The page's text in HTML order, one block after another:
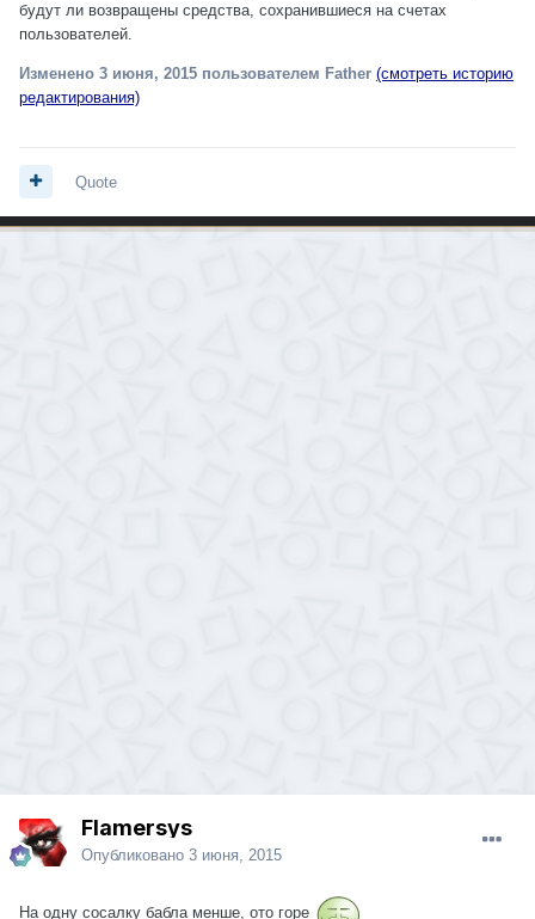
будут ли возвращены средства, сохранившиеся на счетах
пользователей.
Изменено 3 июня, 2015 пользователем Father (смотреть историю
редактирования)
Quote
Flamersys
Опубликовано 3 июня, 2015
На одну сосалку бабла менше, ото горе